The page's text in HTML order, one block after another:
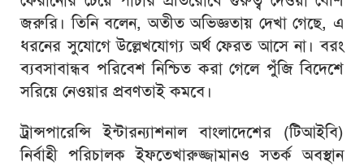
জরুরি। তিনি বলেন, অতীত অভিজ্ঞতায় দেখা গেছে, এ
ধরনের সুযোগে উল্লেখযোগ্য অর্থ ফেরত আসে না। বরং
ব্যবসাবান্ধব পরিবেশ নিশ্চিত করা গেলে পুঁজি বিদেশে
সরিয়ে নেওয়ার প্রবণতাই কমবে।
ট্রান্সপারেন্সি ইন্টারন্যাশনাল বাংলাদেশের (টিআইবি)
নির্বাহী পরিচালক ইফতেখারুজ্জামানও সতর্ক অবস্থান